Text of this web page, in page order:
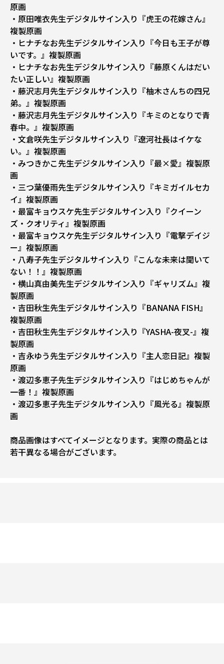
原画
・原田唯衣先生デジタルサイン入り『虎王の花嫁さん』
複製原画
・ヒナチなお先生デジタルサイン入り『今日も王子が尊
いです。』複製原画
・ヒナチなお先生デジタルサイン入り『藤原くんはだい
たい正しい』複製原画
・藤沢志月先生デジタルサイン入り『柚木さんちの四兄
弟。』複製原画
・藤沢志月先生デジタルサイン入り『キミのとなりで青
春中。』複製原画
・文倉咲先生デジタルサイン入り『遼河社長はイケな
い。』複製原画
・みつきかこ先生デジタルサイン入り『最×愛』複製原
画
・三つ葉優雨先生デジタルサイン入り『キミガイルセカ
イ』複製原画
・最富キョウスケ先生デジタルサイン入り『クイーン
ズ・クオリティ』複製原画
・最富キョウスケ先生デジタルサイン入り『電撃デイジ
ー』複製原画
・八寿子先生デジタルサイン入り『こんな未来は聞いて
ない！！』複製原画
・横山真由美先生デジタルサイン入り『ギャリズム』複
製原画
・吉田秋生先生デジタルサイン入り『BANANA FISH』
複製原画
・吉田秋生先生デジタルサイン入り『YASHA-夜叉-』複
製原画
・吉永ゆう先生デジタルサイン入り『主人恋日記』複製
原画
・渡辺多恵子先生デジタルサイン入り『はじめちゃんが
一番！』複製原画
・渡辺多恵子先生デジタルサイン入り『風光る』複製原
画
商品画像はすべてイメージとなります。実際の商品とは
若干異なる場合がございます。